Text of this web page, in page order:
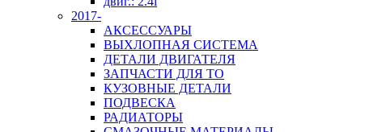
2017-
АКСЕССУАРЫ
ВЫХЛОПНАЯ СИСТЕМА
ДЕТАЛИ ДВИГАТЕЛЯ
ЗАПЧАСТИ ДЛЯ ТО
КУЗОВНЫЕ ДЕТАЛИ
ПОДВЕСКА
РАДИАТОРЫ